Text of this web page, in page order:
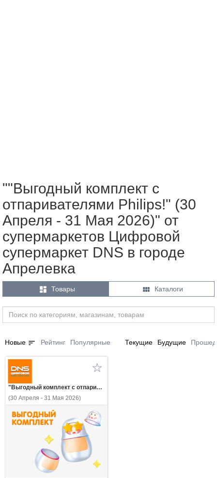
""Выгодный комплект с
отпаривателями Philips!" (30
Апреля - 31 Мая 2026)" от
супермаркетов Цифровой
супермаркет DNS в городе
Апрелевка
 Товары  Каталоги
Новые sort Рейтинг Популярные Текущие Будущие
"Выгодный комплект с отпаривателями Philips!"
(30 Апреля - 31 Мая 2026)